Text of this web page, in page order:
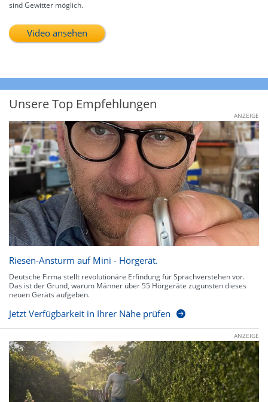
sind Gewitter möglich.
Video ansehen
Unsere Top Empfehlungen
ANZEIGE
Riesen-Ansturm auf Mini - Hörgerät.
Deutsche Firma stellt revolutionäre Erfindung für Sprachverstehen vor.
Das ist der Grund, warum Männer über 55 Hörgeräte zugunsten dieses
neuen Geräts aufgeben.
Jetzt Verfügbarkeit in Ihrer Nähe prüfen
ANZEIGE